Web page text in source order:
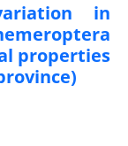
in
properties